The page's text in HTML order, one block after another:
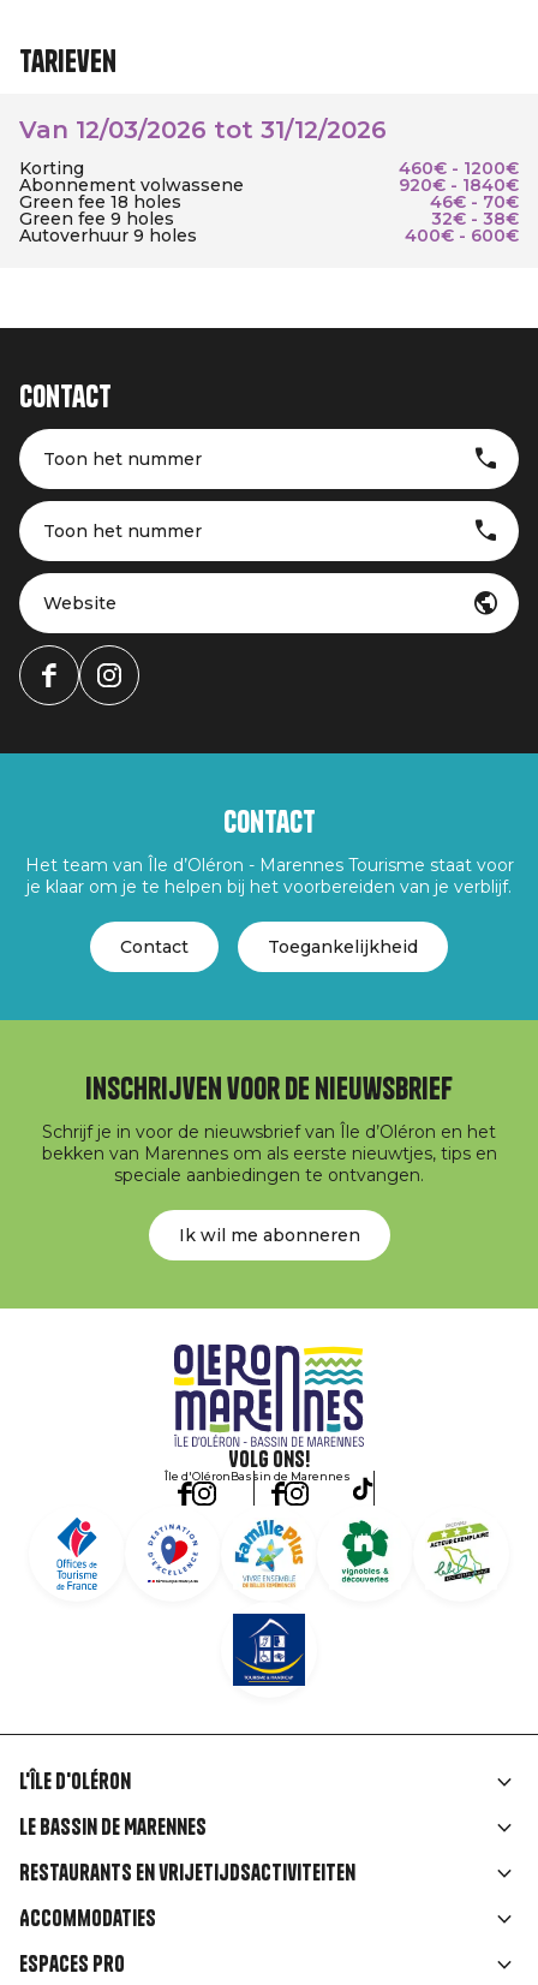
Tarieven
Van 12/03/2026 tot 31/12/2026
Korting 460€ - 1200€
Abonnement volwassene 920€ - 1840€
Green fee 18 holes 46€ - 70€
Green fee 9 holes 32€ - 38€
Autoverhuur 9 holes 400€ - 600€
Contact
Toon het nummer
Toon het nummer
Website
Contact
Het team van Île d’Oléron - Marennes Tourisme staat voor
je klaar om je te helpen bij het voorbereiden van je verblijf.
Contact Toegankelijkheid
Inschrijven voor de nieuwsbrief
Schrijf je in voor de nieuwsbrief van Île d’Oléron en het
bekken van Marennes om als eerste nieuwtjes, tips en
speciale aanbiedingen te ontvangen.
Ik wil me abonneren
Volg ons!
Île d'OléronBassin de Marennes
Liens
rubriques
L'île d'Oléron
Le Bassin de Marennes
Restaurants en vrijetijdsactiviteiten
Accommodaties
Espaces Pro